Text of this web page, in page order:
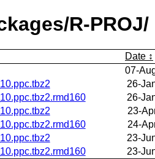
R-PROJ/
Date
07-
26-
26-
23-
24-
23-
23-